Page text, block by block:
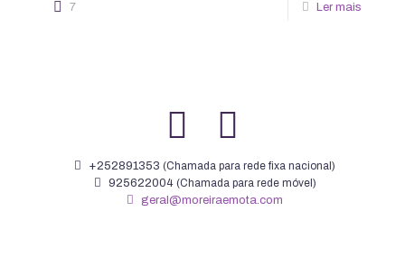
7 Ler mais
+252891353 (Chamada para rede fixa nacional)
925622004 (Chamada para rede móvel)
geral@moreiraemota.com